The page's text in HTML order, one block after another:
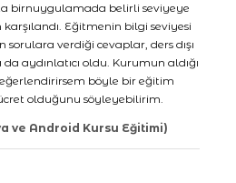
birnuygulamada belirli seviyeye
Eğitmenin bilgi seviyesi
verdiği cevaplar, ders dışı
aydınlatıcı oldu. Kurumun aldığı
böyle bir eğitim
olduğunu söyleyebilirim.
ve Android Kursu Eğitimi)